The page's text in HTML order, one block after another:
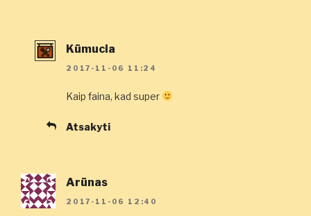
Kūmucia
2017-11-06 11:24
Kaip faina, kad super
Atsakyti
Arūnas
2017-11-06 12:40